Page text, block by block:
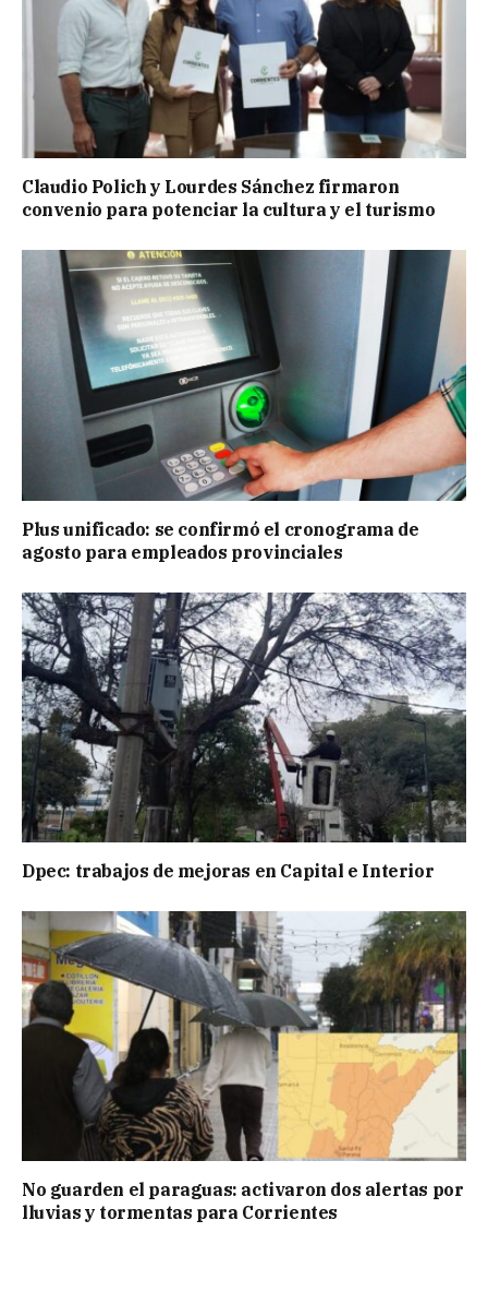
Claudio Polich y Lourdes Sánchez firmaron
convenio para potenciar la cultura y el turismo
Plus unificado: se confirmó el cronograma de
agosto para empleados provinciales
Dpec: trabajos de mejoras en Capital e Interior
No guarden el paraguas: activaron dos alertas por
lluvias y tormentas para Corrientes